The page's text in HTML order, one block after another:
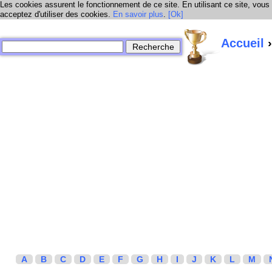
Les cookies assurent le fonctionnement de ce site. En utilisant ce site, vous
acceptez d'utiliser des cookies. En savoir plus. [Ok]
Accueil
A B C D E F G H I J K L M